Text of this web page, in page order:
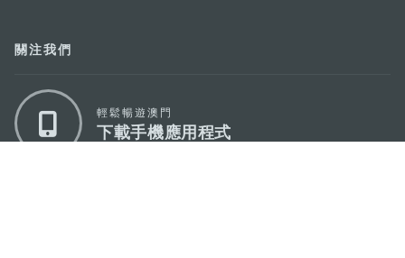
關注我們
輕鬆暢遊澳門
下載手機應用程式